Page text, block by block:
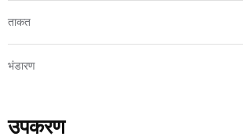
ताकत
भंडारण
उपकरण